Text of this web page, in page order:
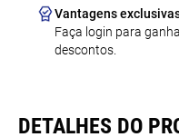
Vantagens
Faça login para
descontos.